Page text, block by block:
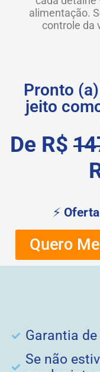
alimentação.
controle da
Pronto
jeito
De R$
⚡
Quero
Garantia
Se não